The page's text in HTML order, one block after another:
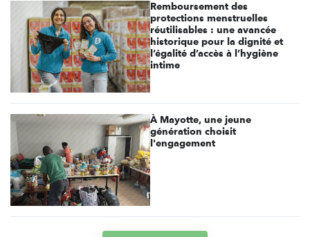
Remboursement des
protections menstruelles
réutilisables : une avancée
historique pour la dignité et
l’égalité d’accès à l’hygiène
intime
À Mayotte, une jeune
génération choisit
l'engagement